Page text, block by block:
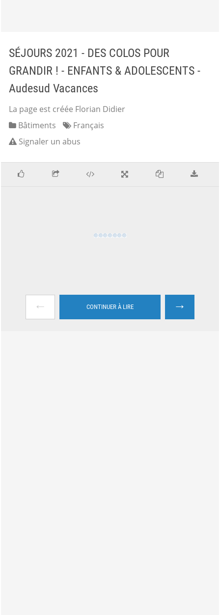
SÉJOURS 2021 - DES COLOS POUR
GRANDIR ! - ENFANTS & ADOLESCENTS -
Audesud Vacances
La page est créée Florian Didier
Bâtiments
Français
Signaler un abus
← CONTINUER À LIRE →